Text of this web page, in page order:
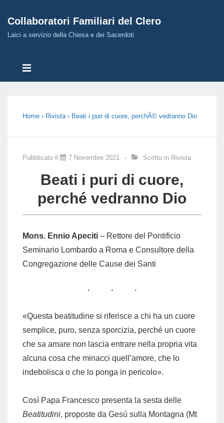
Skip
Content
Collaboratori Familiari del Clero
Laici a servizio della Chiesa e dei Sacerdoti
Menù
Principale
Home › Rivista › Beati i puri di cuore, perchÃ© vedranno Dio
Pubblicato il 7 Novembre 2021 Scritto in Rivista
Beati i puri di cuore,
perché vedranno Dio
Mons. Ennio Apeciti – Rettore del Pontificio
Seminario Lombardo a Roma e Consultore della
Congregazione delle Cause dei Santi
«Questa beatitudine si riferisce a chi ha un cuore
semplice, puro, senza sporcizia, perché un cuore
che sa amare non lascia entrare nella propria vita
alcuna cosa che minacci quell’amore, che lo
indebolisca o che lo ponga in pericolo».
Così Papa Francesco presenta la sesta delle
Beatitudini, proposte da Gesù sulla Montagna (Mt